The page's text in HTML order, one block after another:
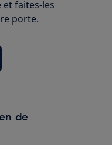
faites-les
porte.
de